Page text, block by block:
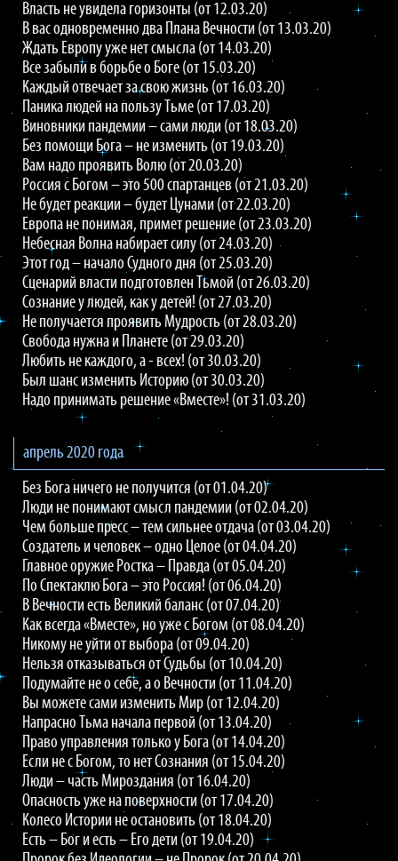
Власть не увидела горизонты (от 12.03.20)
В вас одновременно два Плана Вечности (от 13.03.20)
Ждать Европу уже нет смысла (от 14.03.20)
Все забыли в борьбе о Боге (от 15.03.20)
Каждый отвечает за свою жизнь (от 16.03.20)
Паника людей на пользу Тьме (от 17.03.20)
Виновники пандемии – сами люди (от 18.03.20)
Без помощи Бога – не изменить (от 19.03.20)
Вам надо проявить Волю (от 20.03.20)
Россия с Богом – это 500 спартанцев (от 21.03.20)
Не будет реакции – будет Цунами (от 22.03.20)
Европа не понимая, примет решение (от 23.03.20)
Небесная Волна набирает силу (от 24.03.20)
Этот год – начало Судного дня (от 25.03.20)
Сценарий власти подготовлен Тьмой (от 26.03.20)
Сознание у людей, как у детей! (от 27.03.20)
Не получается проявить Мудрость (от 28.03.20)
Свобода нужна и Планете (от 29.03.20)
Любить не каждого, а - всех! (от 30.03.20)
Был шанс изменить Историю (от 30.03.20)
Надо принимать решение «Вместе»! (от 31.03.20)
апрель 2020 года
Без Бога ничего не получится (от 01.04.20)
Люди не понимают смысл пандемии (от 02.04.20)
Чем больше пресс – тем сильнее отдача (от 03.04.20)
Создатель и человек – одно Целое (от 04.04.20)
Главное оружие Ростка – Правда (от 05.04.20)
По Спектаклю Бога – это Россия! (от 06.04.20)
В Вечности есть Великий баланс (от 07.04.20)
Как всегда «Вместе», но уже с Богом (от 08.04.20)
Никому не уйти от выбора (от 09.04.20)
Нельзя отказываться от Судьбы (от 10.04.20)
Подумайте не о себе, а о Вечности (от 11.04.20)
Вы можете сами изменить Мир (от 12.04.20)
Напрасно Тьма начала первой (от 13.04.20)
Право управления только у Бога (от 14.04.20)
Если не с Богом, то нет Сознания (от 15.04.20)
Люди – часть Мироздания (от 16.04.20)
Опасность уже на поверхности (от 17.04.20)
Колесо Истории не остановить (от 18.04.20)
Есть – Бог и есть – Его дети (от 19.04.20)